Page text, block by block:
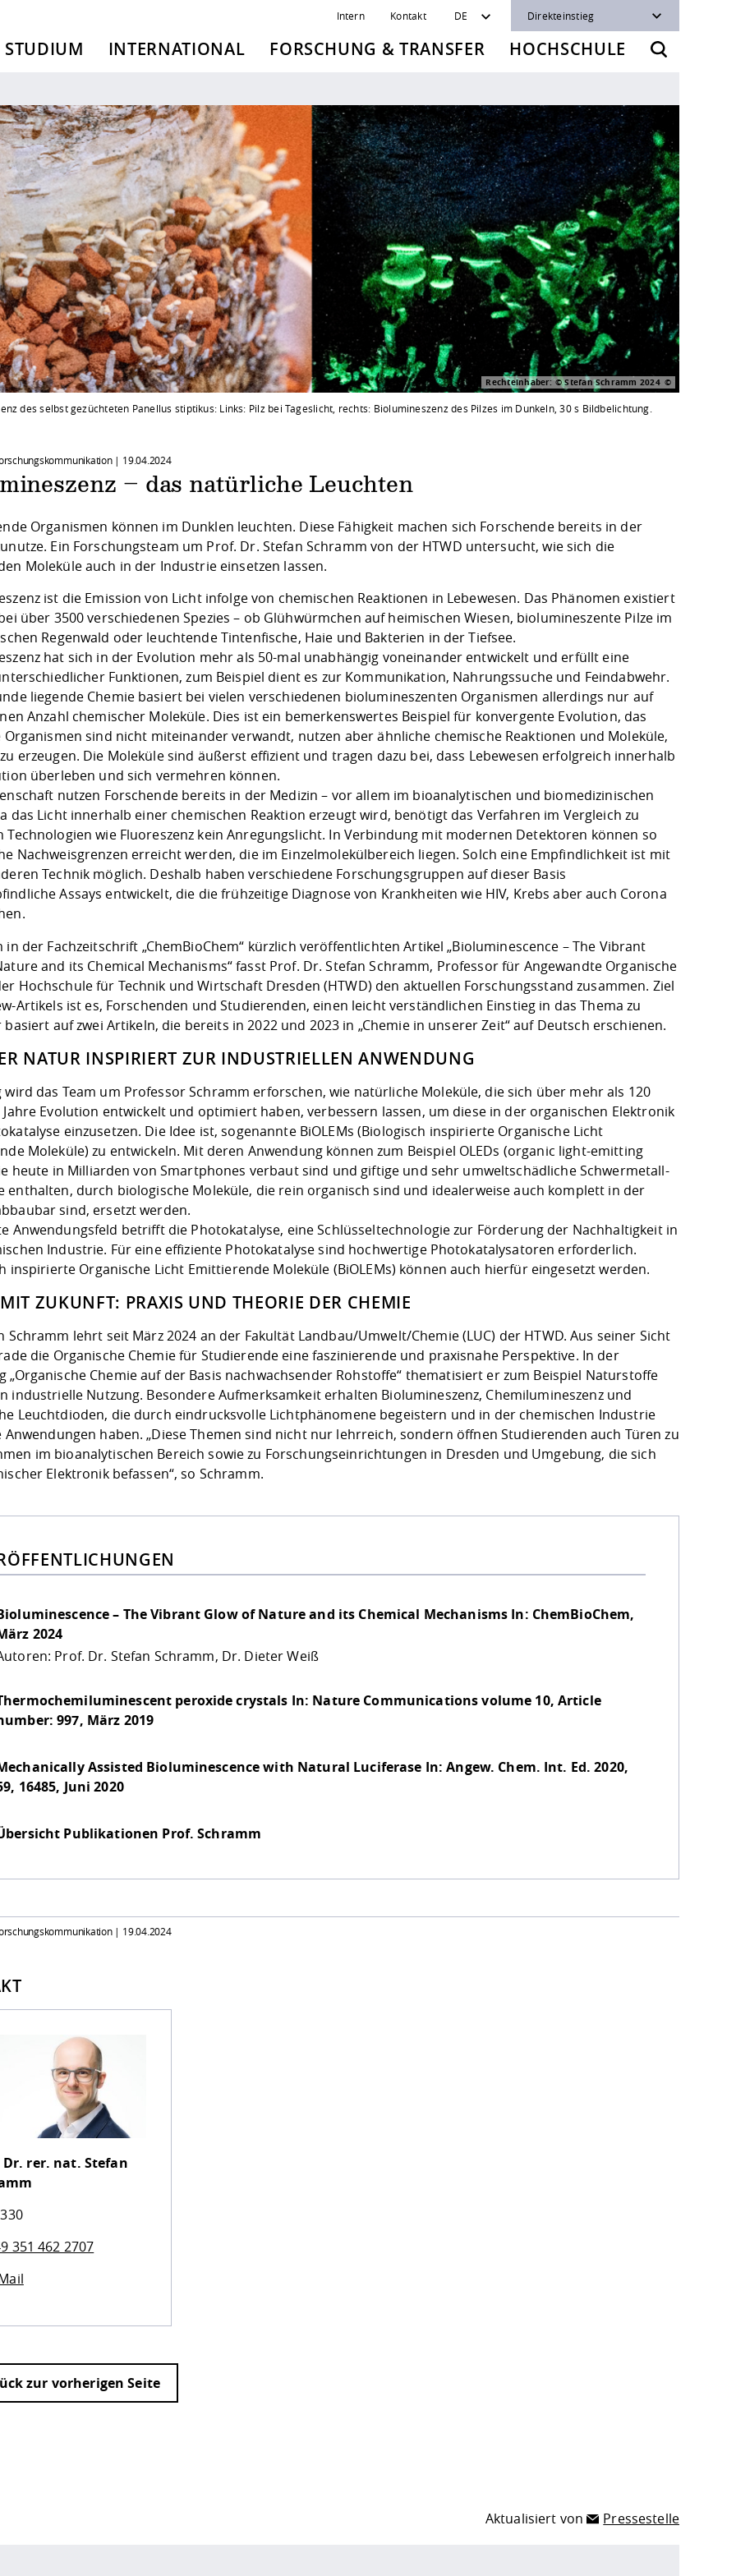
Intern Kontakt DE Direkteinstieg
STUDIUM INTERNATIONAL FORSCHUNG & TRANSFER HOCHSCHULE
Rechteinhaber: © Stefan Schramm 2024
des selbst gezüchteten Panellus stiptikus: Links: Pilz bei Tageslicht, rechts: Biolumineszenz des Pilzes im Dunkeln, 30 s Bildbelichtung.
| 19.04.2024
– das natürliche Leuchten
Organismen können im Dunklen leuchten. Diese Fähigkeit machen sich Forschende bereits in der
Ein Forschungsteam um Prof. Dr. Stefan Schramm von der HTWD untersucht, wie sich die
Moleküle auch in der Industrie einsetzen lassen.
ist die Emission von Licht infolge von chemischen Reaktionen in Lebewesen. Das Phänomen existiert
über 3500 verschiedenen Spezies – ob Glühwürmchen auf heimischen Wiesen, biolumineszente Pilze im
Regenwald oder leuchtende Tintenfische, Haie und Bakterien in der Tiefsee.
hat sich in der Evolution mehr als 50-mal unabhängig voneinander entwickelt und erfüllt eine
Funktionen, zum Beispiel dient es zur Kommunikation, Nahrungssuche und Feindabwehr.
liegende Chemie basiert bei vielen verschiedenen biolumineszenten Organismen allerdings nur auf
Anzahl chemischer Moleküle. Dies ist ein bemerkenswertes Beispiel für konvergente Evolution, das
Organismen sind nicht miteinander verwandt, nutzen aber ähnliche chemische Reaktionen und Moleküle,
erzeugen. Die Moleküle sind äußerst effizient und tragen dazu bei, dass Lebewesen erfolgreich innerhalb
überleben und sich vermehren können.
nutzen Forschende bereits in der Medizin – vor allem im bioanalytischen und biomedizinischen
das Licht innerhalb einer chemischen Reaktion erzeugt wird, benötigt das Verfahren im Vergleich zu
Technologien wie Fluoreszenz kein Anregungslicht. In Verbindung mit modernen Detektoren können so
Nachweisgrenzen erreicht werden, die im Einzelmolekülbereich liegen. Solch eine Empfindlichkeit ist mit
Technik möglich. Deshalb haben verschiedene Forschungsgruppen auf dieser Basis
Assays entwickelt, die die frühzeitige Diagnose von Krankheiten wie HIV, Krebs aber auch Corona
in der Fachzeitschrift „ChemBioChem“ kürzlich veröffentlichtenArtikel „Bioluminescence – The Vibrant
and its Chemical Mechanisms“fasst Prof. Dr. Stefan Schramm, Professor für Angewandte Organische
Hochschule für Technik und Wirtschaft Dresden (HTWD) den aktuellen Forschungsstand zusammen. Ziel
Artikels ist es, Forschenden und Studierenden, einen leicht verständlichen Einstieg in das Thema zu
basiert auf zwei Artikeln, die bereits in 2022 und 2023 in „Chemie in unserer Zeit“ auf Deutsch erschienen.
NATUR INSPIRIERT ZUR INDUSTRIELLEN ANWENDUNG
wird das Team um Professor Schramm erforschen, wie natürliche Moleküle, die sich über mehr als 120
Evolution entwickelt und optimiert haben, verbessern lassen, um diese in der organischen Elektronik
einzusetzen. Die Idee ist, sogenannte BiOLEMs (Biologisch inspirierte Organische Licht
Moleküle) zu entwickeln. Mit deren Anwendung können zum Beispiel OLEDs (organic light-emitting
heute in Milliarden von Smartphones verbaut sind und giftige und sehr umweltschädliche Schwermetall-
enthalten, durch biologische Moleküle, die rein organisch sind und idealerweise auch komplett in der
sind, ersetzt werden.
Anwendungsfeld betrifft die Photokatalyse, eine Schlüsseltechnologie zur Förderung der Nachhaltigkeit in
Industrie. Für eine effiziente Photokatalyse sind hochwertige Photokatalysatoren erforderlich.
inspirierte Organische Licht Emittierende Moleküle (BiOLEMs) können auch hierfür eingesetzt werden.
ZUKUNFT: PRAXIS UND THEORIE DER CHEMIE
Schramm lehrt seit März 2024 an der Fakultät Landbau/Umwelt/Chemie (LUC) der HTWD. Aus seiner Sicht
die Organische Chemie für Studierende eine faszinierende und praxisnahe Perspektive. In der
„Organische Chemie auf der Basis nachwachsender Rohstoffe“ thematisiert er zum Beispiel Naturstoffe
industrielle Nutzung. Besondere Aufmerksamkeit erhalten Biolumineszenz, Chemilumineszenz und
Leuchtdioden, die durch eindrucksvolle Lichtphänomene begeistern und in der chemischen Industrie
Anwendungen haben. „Diese Themen sind nicht nur lehrreich, sondern öffnen Studierenden auch Türen zu
im bioanalytischen Bereich sowie zu Forschungseinrichtungen in Dresden und Umgebung, die sich
Elektronik befassen“, so Schramm.
– The Vibrant Glow of Nature and its Chemical Mechanisms In: ChemBioChem,
2024
Prof. Dr. Stefan Schramm, Dr. Dieter Weiß
peroxide crystals In: Nature Communications volume 10, Article
997, März 2019
Assisted Bioluminescence with Natural Luciferase In: Angew. Chem. Int. Ed. 2020,
16485, Juni 2020
Publikationen Prof. Schramm
| 19.04.2024
Dr. rer. nat. Stefan
351 462 2707
zur vorherigen Seite
Aktualisiert von Pressestelle